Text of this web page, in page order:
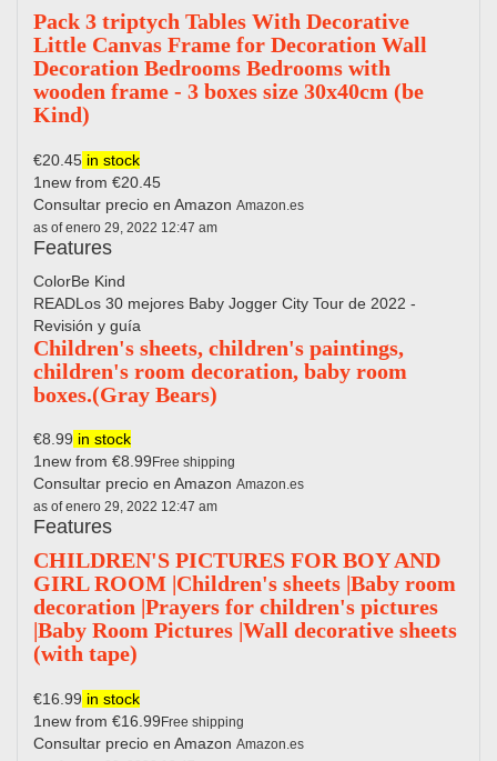
Pack 3 triptych Tables With Decorative
Little Canvas Frame for Decoration Wall
Decoration Bedrooms Bedrooms with
wooden frame - 3 boxes size 30x40cm (be
Kind)
€20.45 in stock
1new from €20.45
Consultar precio en Amazon Amazon.es
as of enero 29, 2022 12:47 am
Features
ColorBe Kind
READLos 30 mejores Baby Jogger City Tour de 2022 -
Revisión y guía
Children's sheets, children's paintings,
children's room decoration, baby room
boxes.(Gray Bears)
€8.99 in stock
1new from €8.99 Free shipping
Consultar precio en Amazon Amazon.es
as of enero 29, 2022 12:47 am
Features
CHILDREN'S PICTURES FOR BOY AND
GIRL ROOM |Children's sheets |Baby room
decoration |Prayers for children's pictures
|Baby Room Pictures |Wall decorative sheets
(with tape)
€16.99 in stock
1new from €16.99Free shipping
Consultar precio en Amazon Amazon.es